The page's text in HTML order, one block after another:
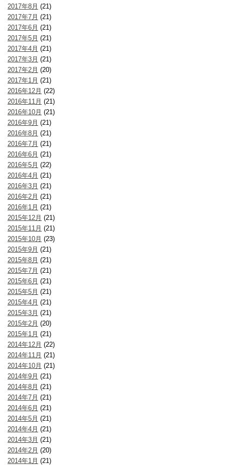
2017年8月 (21)
2017年7月 (21)
2017年6月 (21)
2017年5月 (21)
2017年4月 (21)
2017年3月 (21)
2017年2月 (20)
2017年1月 (21)
2016年12月 (22)
2016年11月 (21)
2016年10月 (21)
2016年9月 (21)
2016年8月 (21)
2016年7月 (21)
2016年6月 (21)
2016年5月 (22)
2016年4月 (21)
2016年3月 (21)
2016年2月 (21)
2016年1月 (21)
2015年12月 (21)
2015年11月 (21)
2015年10月 (23)
2015年9月 (21)
2015年8月 (21)
2015年7月 (21)
2015年6月 (21)
2015年5月 (21)
2015年4月 (21)
2015年3月 (21)
2015年2月 (20)
2015年1月 (21)
2014年12月 (22)
2014年11月 (21)
2014年10月 (21)
2014年9月 (21)
2014年8月 (21)
2014年7月 (21)
2014年6月 (21)
2014年5月 (21)
2014年4月 (21)
2014年3月 (21)
2014年2月 (20)
2014年1月 (21)